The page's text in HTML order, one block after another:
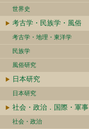
世界史
考古学・民族学・風俗
考古学・地理・東洋学
民族学
風俗研究
日本研究
日本研究
社会・政治．国際・軍事
社会・政治